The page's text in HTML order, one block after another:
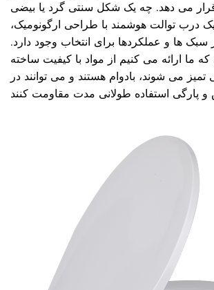
قرار می دهد. چه یک شکل سنتی گرد یا بیضی
درب توالت هوشمند با طراحی ارگونومیک،
سبک ها و عملکردها برای انتخاب وجود دارد.
ما ارائه می کنیم از مواد با کیفیت ساخته
تمیز می شوند، بادوام هستند و می توانند در